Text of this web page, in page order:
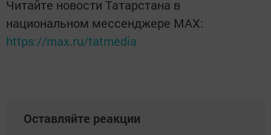
Читайте новости Татарстана в
национальном мессенджере MАХ:
https://max.ru/tatmedia
Оставляйте реакции